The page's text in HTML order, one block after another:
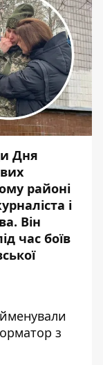
Дня
районі
і
Він
час боїв
з